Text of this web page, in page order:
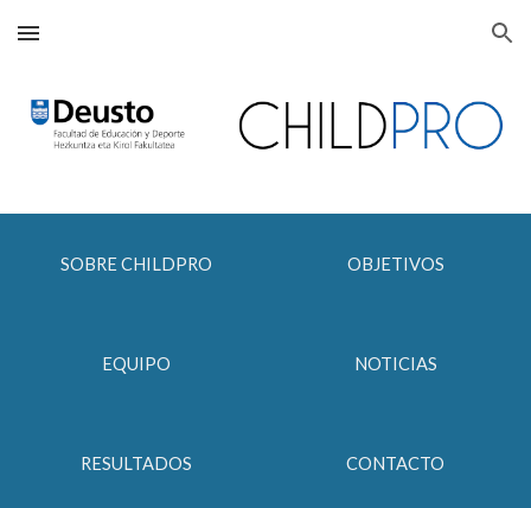
Skip to main content Skip to navigation
SOBRE CHILDPRO OBJETIVOS
EQUIPO NOTICIAS
RESULTADOS CONTACTO